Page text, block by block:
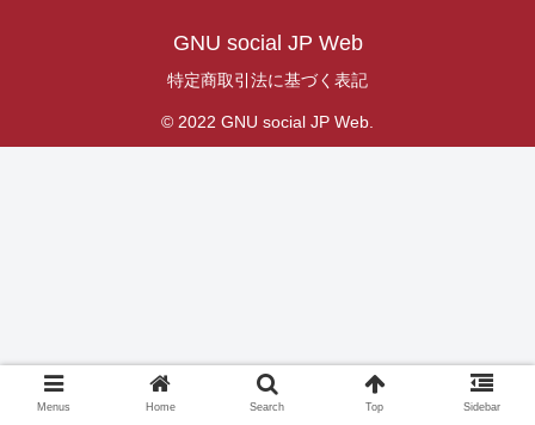
GNU social JP Web
特定商取引法に基づく表記
© 2022 GNU social JP Web.
Menus Home Search Top Sidebar